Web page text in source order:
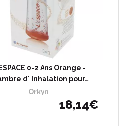
0-2 Ans Orange -
d' Inhalation pour…
Orkyn
18,14€